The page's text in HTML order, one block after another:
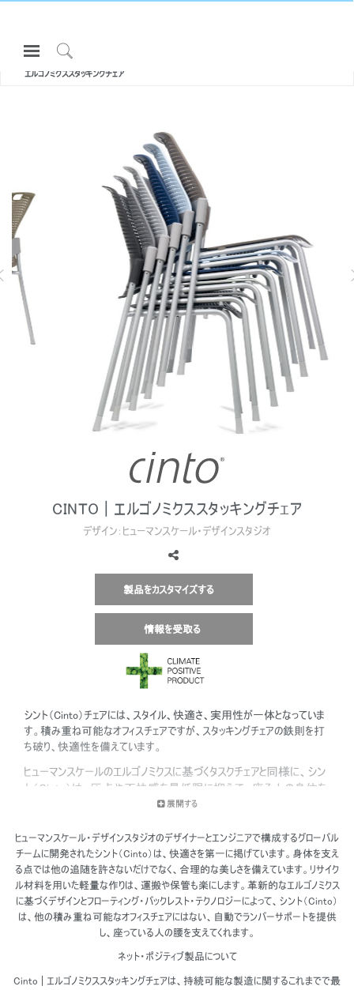
Open
Menuto
当社について
ショールームを探す
Opens
Linkedin
Opens
Instagram
Opens
to
Humanscale
Opens
to
Pinterest
Opens
to
YouTube
ェア SMART OCEAN
DIFFRIENT WORLD | メッシュワー
All エルゴノミクスチェア・スツール
エルゴノミクススタッキングチェア
CINTO | エルゴノミクススタッキングチェア
デザイン：ヒューマンスケール・デザインスタジオ
製品をカスタマイズする
情報を受取る
シント（Cinto）チェアには、スタイル、快適さ、実用性が一体となっていま
す。積み重ね可能なオフィスチェアですが、スタッキングチェアの鉄則を打
ち破り、快適性を備えています。
ヒューマンスケールのエルゴノミクスに基づくタスクチェアと同様に、シン
ト（Cinto）は、圧点や不快感を最低限に抑えて、座る人の身体を
展開する
ヒューマンスケール・デザインスタジオのデザイナーとエンジニアで構成するグローバル
チームに開発されたシント（Cinto）は、快適さを第一に掲げています。身体を支え
る点では他の追随を許さないだけでなく、合理的な美しさを備えています。リサイク
ル材料を用いた軽量な作りは、運搬や保管も楽にします。革新的なエルゴノミクス
に基づくデザインとフローティング・バックレスト・テクノロジーによって、シント（Cinto）
は、他の積み重ね可能なオフィスチェアにはない、自動でランバーサポートを提供
し、座っている人の腰を支えてくれます。
ネット・ポジティブ製品について
Cinto | エルゴノミクススタッキングチェアは、持続可能な製造に関するこれまでで最